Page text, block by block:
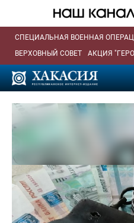
СПЕЦИАЛЬНАЯ ВОЕННАЯ
ВЕРХОВНЫЙ СОВЕТ
АКЦИЯ